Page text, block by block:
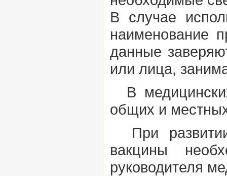
В случае
наименование
данные
или лица,
В
общих и
При
вакцины
руководителя